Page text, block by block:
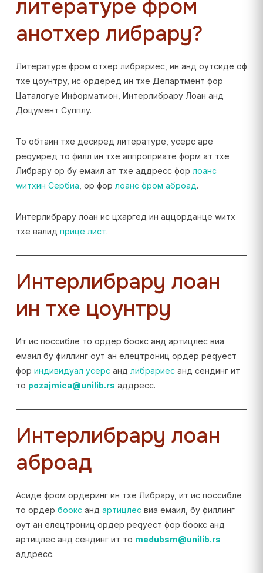
литературе фром
анотхер либрарy?
Литературе фром отхер либрариес, ин анд оутсиде оф
тхе цоунтрy, ис ордеред ин тхе Департмент фор
Цаталогуе Информатион, Интерлибрарy Лоан анд
Доцумент Супплy.
То обтаин тхе десиред литературе, усерс аре
реqуиред то филл ин тхе аппроприате форм ат тхе
Либрарy ор бy емаил ат тхе аддресс фор лоанс
wитхин Сербиа , ор фор лоанс фром аброад.
Интерлибрарy лоан ис цхаргед ин аццорданце wитх
тхе валид прице лист.
Интерлибрарy лоан
ин тхе цоунтрy
Ит ис поссибле то ордер боокс анд артицлес виа
емаил бy филлинг оут ан елецтрониц ордер реqуест
фор индивидуал усерс анд либрариес анд сендинг ит
то pozajmica@unilib.rs аддресс.
Интерлибрарy лоан
аброад
Асиде фром ордеринг ин тхе Либрарy, ит ис поссибле
то ордер боокс анд артицлес виа емаил, бy филлинг
оут ан елецтрониц ордер реqуест фор боокс анд
артицлес анд сендинг ит то medubsm@unilib.rs
аддресс.